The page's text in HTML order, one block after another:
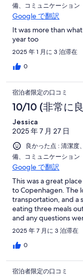
備、コミュニケーション
Google で翻訳
It was more than
year too
2025 年 1 月に 3 泊滞在
0
宿泊者限定の口コミ
10/10 (非常に
Jessica
2025 年 7 月 27 日
良かった点 : 清潔度
備、コミュニケーション
Google で翻訳
This was a great
to Copenhagen. The
transportation, and a
eating three meals
and any questions
had use of luggage
exploring until our
recommend for
2025 年 7 月に 3 泊滞在
0
宿泊者限定の口コミ